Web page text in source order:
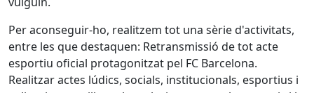
Per aconseguir-ho, realitzem tot una sèrie d'activitats,
entre les que destaquen: Retransmissió de tot acte
esportiu oficial protagonitzat pel FC Barcelona.
Realitzar actes lúdics, socials, institucionals, esportius i